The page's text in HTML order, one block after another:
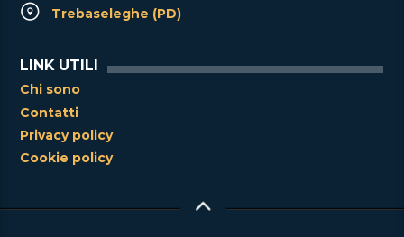
Trebaseleghe (PD)
LINK UTILI
Chi sono
Contatti
Privacy policy
Cookie policy